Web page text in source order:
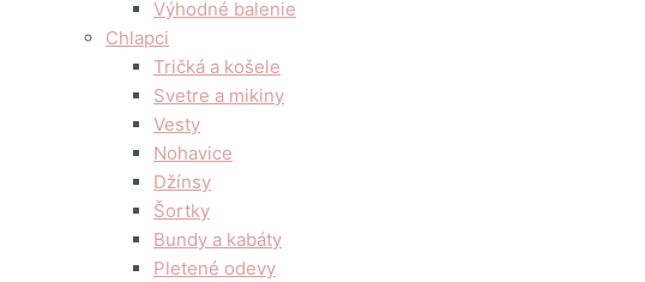
Výhodné balenie
Chlapci
Tričká a košele
Svetre a mikiny
Vesty
Nohavice
Džínsy
Šortky
Bundy a kabáty
Pletené odevy